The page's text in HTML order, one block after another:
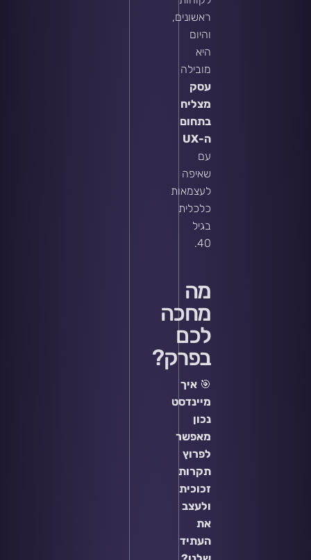
ראשונים,
והיום
היא
מובילה
עסק
מצליח
בתחום
ה-UX
עם
שאיפה
לעצמאות
כלכלית
בגיל
40.
מה
מחכה
לכם
בפרק?
🎯איך
מיינדסט
נכון
מאפשר
לפרוץ
תקרות
זכוכית
ולעצב
את
העתיד